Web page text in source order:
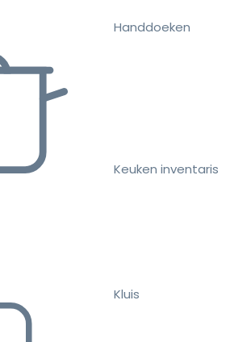
Handdoeken
Keuken inventaris
Kluis